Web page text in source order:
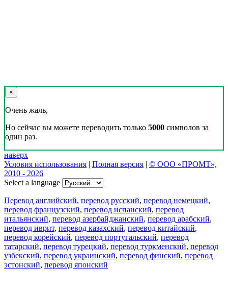
×
Очень жаль,
Но сейчас вы можете переводить только 5000 символов за
один раз.
наверх
Условия использования | Полная версия | © ООО «ПРОМТ»,
2010 - 2026
Select a language
Перевод английский, перевод русский, перевод немецкий,
перевод французский, перевод испанский, перевод
итальянский, перевод азербайджанский, перевод арабский,
перевод иврит, перевод казахский, перевод китайский,
перевод корейский, перевод португальский, перевод
татарский, перевод турецкий, перевод туркменский, перевод
узбекский, перевод украинский, перевод финский, перевод
эстонский, перевод японский